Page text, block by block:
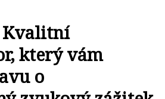
Kvalitní
který vám
o